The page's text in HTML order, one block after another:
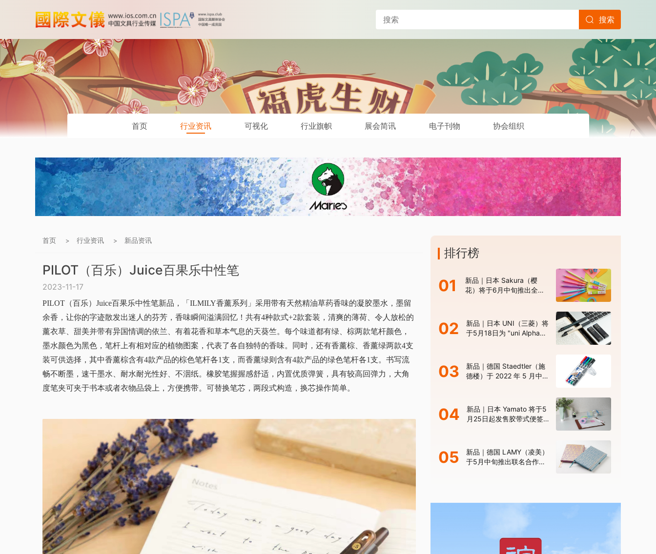
搜索
首页 行业资讯 可视化 行业旗帜 展会简讯 电子刊物 协会组织
首页 > 行业资讯 > 新品资讯
PILOT（百乐）Juice百果乐中性笔
2023-11-17
PILOT（百乐）Juice百果乐中性笔新品，「ILMILY香薰系列」采用带有天然精油草药香味的凝胶墨水，墨留
余香，让你的字迹散发出迷人的芬芳，香味瞬间溢满回忆！共有4种款式+2款套装，清爽的薄荷、令人放松的
薰衣草、甜美并带有异国情调的依兰、有着花香和草本气息的天葵竺。每个味道都有绿、棕两款笔杆颜色，
墨水颜色为黑色，笔杆上有相对应的植物图案，代表了各自独特的香味。同时，还有香薰棕、香薰绿两款4支
装可供选择，其中香薰棕含有4款产品的棕色笔杆各1支，而香薰绿则含有4款产品的绿色笔杆各1支。书写流
畅不断墨，速干墨水、耐水耐光性好、不洇纸。橡胶笔握握感舒适，内置优质弹簧，具有较高回弹力，大角
度笔夹可夹于书本或者衣物品袋上，方便携带。可替换笔芯，两段式构造，换芯操作简单。
排行榜
01
新品｜日本 Sakura（樱
花）将于6月中旬推出全新
擦
02
新品｜日本 UNI（三菱）将
于5月18日为 "uni Alpha
03
新品｜德国 Staedtler（施
德楼）于 2022 年 5 月中旬
04
新品｜日本 Yamato 将于5
月25日起发售胶带式便签
05
新品｜德国 LAMY（凌美）
于5月中旬推出联名合作款